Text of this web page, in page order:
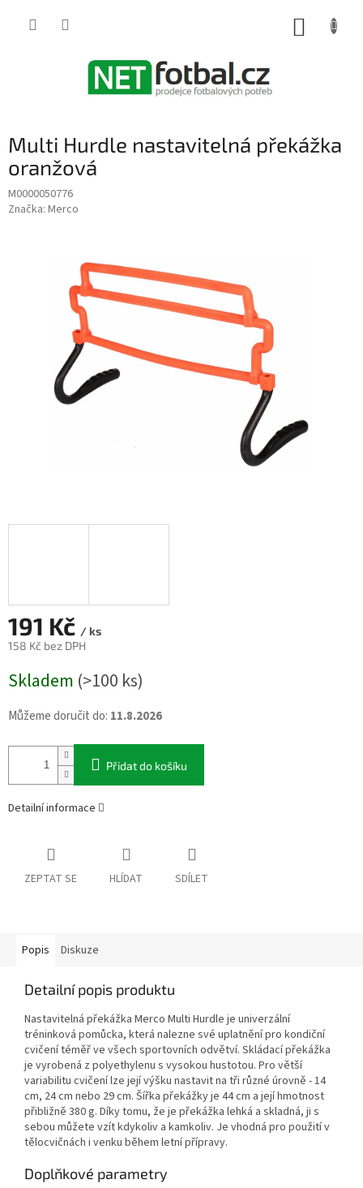
Multi Hurdle nastavitelná překážka
oranžová
M0000050776
Značka: Merco
191 Kč / ks
158 Kč bez DPH
cena:
Skladem (>100 ks)
Můžeme doručit do: 11.8.2026
Přidat do košíku
Detailní informace
ZEPTAT SE HLÍDAT SDÍLET
Popis Diskuze
Detailní popis produktu
Nastavitelná překážka Merco Multi Hurdle je univerzální
tréninková pomůcka, která nalezne své uplatnění pro kondiční
cvičení téměř ve všech sportovních odvětví. Skládací překážka
je vyrobená z polyethylenu s vysokou hustotou. Pro větší
variabilitu cvičení lze její výšku nastavit na tři různé úrovně - 14
cm, 24 cm nebo 29 cm. Šířka překážky je 44 cm a její hmotnost
přibližně 380 g. Díky tomu, že je překážka lehká a skladná, ji s
sebou můžete vzít kdykoliv a kamkoliv. Je vhodná pro použití v
tělocvičnách i venku během letní přípravy.
Doplňkové parametry